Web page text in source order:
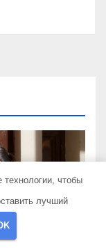
технологии, чтобы
лучший